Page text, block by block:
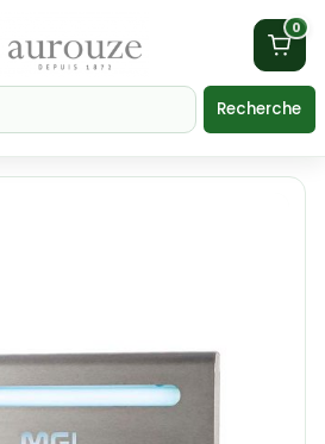
0
Recherche